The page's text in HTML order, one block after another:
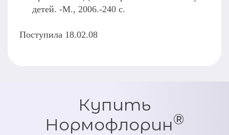
детей. -М., 2006.-240 с.
Поступила 18.02.08
Купить
Нормофлорин®